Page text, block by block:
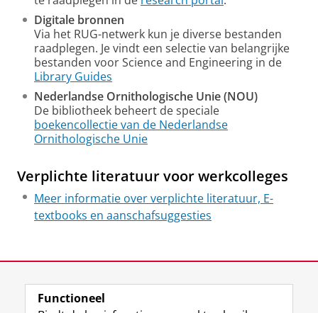
Digitale bronnen
Via het RUG-netwerk kun je diverse bestanden
raadplegen. Je vindt een selectie van belangrijke
bestanden voor Science and Engineering in de
Library Guides
Nederlandse Ornithologische Unie (NOU)
De bibliotheek beheert de speciale
boekencollectie van de Nederlandse
Ornithologische Unie
Verplichte literatuur voor werkcolleges
Meer informatie over verplichte literatuur, E-
textbooks en aanschafsuggesties
View this page in:English
Functioneel